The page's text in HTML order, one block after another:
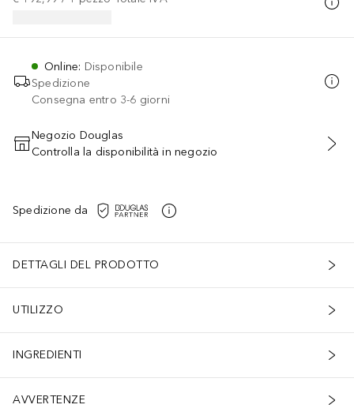
Online: Disponibile
Spedizione
Consegna entro 3-6 giorni
AGGIUNGI AL CARRELLO
Negozio Douglas
Controlla la disponibilità in negozio
Spedizione da
DETTAGLI DEL PRODOTTO
UTILIZZO
INGREDIENTI
AVVERTENZE